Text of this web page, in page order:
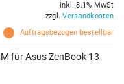
Auftragsbezogen bestellbar
inkl. 8.1% MwSt
zzgl. Versandkosten
für Asus ZenBook 13